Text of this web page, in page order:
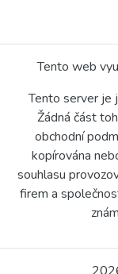
Tento web
Tento server je
Žádná část
obchodní
kopírována
souhlasu
firem a